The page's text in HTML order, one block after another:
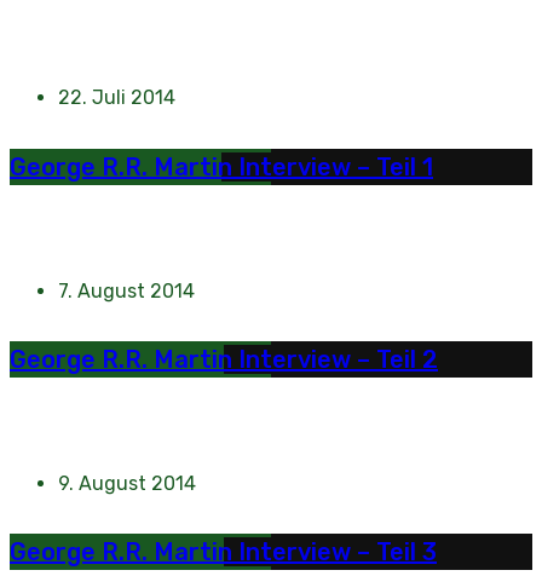
22. Juli 2014
George R.R. Martin Interview – Teil 1
7. August 2014
George R.R. Martin Interview – Teil 2
9. August 2014
George R.R. Martin Interview – Teil 3